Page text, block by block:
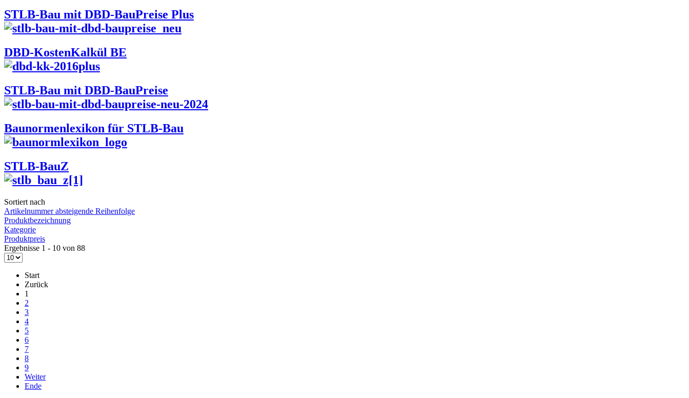
STLB-Bau mit DBD-BauPreise Plus
DBD-KostenKalkül BE
STLB-Bau mit DBD-BauPreise
Baunormenlexikon für STLB-Bau
STLB-BauZ
Sortiert nach
Artikelnummer absteigende Reihenfolge
Produktbezeichnung
Kategorie
Produktpreis
Ergebnisse 1 - 10 von 88
Start
Zurück
1
2
3
4
5
6
7
8
9
Weiter
Ende